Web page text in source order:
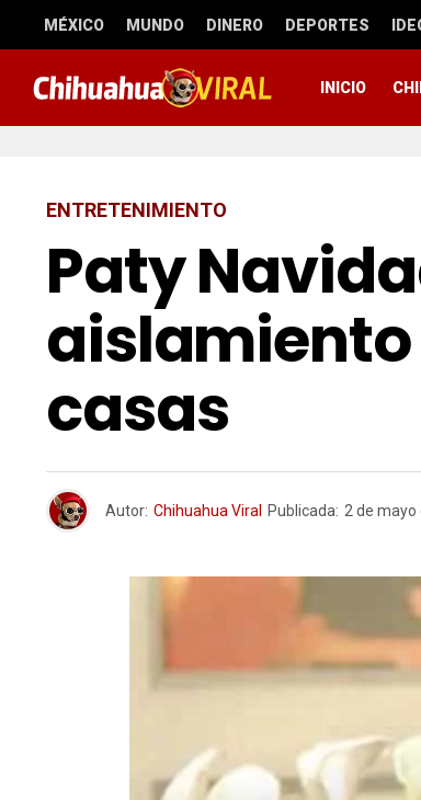
MÉXICO MUNDO DINERO DEPORTES
INICIO
ENTRETENIMIENTO
Paty
aislamiento
casas
Autor: Chihuahua Viral Publicada: 2 de mayo